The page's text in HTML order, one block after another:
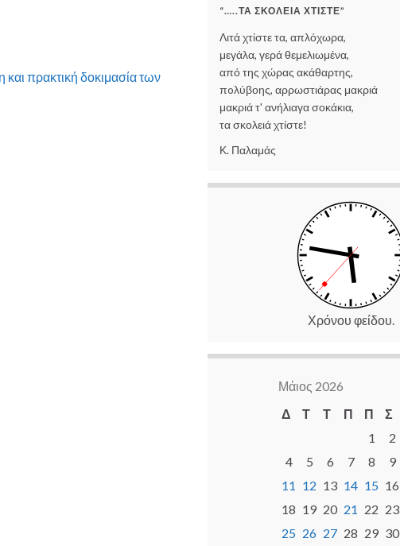
και πρακτική δοκιμασία των
“…..ΤΑ ΣΚΟΛΕΙΆ ΧΤΊΣΤΕ”
Λιτά χτίστε τα, απλόχωρα,
μεγάλα, γερά θεμελιωμένα,
από της χώρας ακάθαρτης,
πoλύβοης, αρρωστιάρας μακριά
μακριά τ' ανήλιαγα σοκάκια,
τα σκολειά χτίστε!
Κ. Παλαμάς
Χρόνου φείδου.
Μάιος 2026
Δ
Τ Τ Π Π Σ
1
2
4
5 6 7 8 9
11 12 13 14 15 16
18 19 20 21 22 23
25 26 27 28 29 30